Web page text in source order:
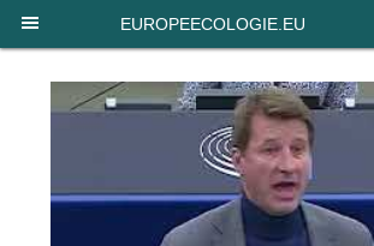
EUROPEECOLOGIE.EU